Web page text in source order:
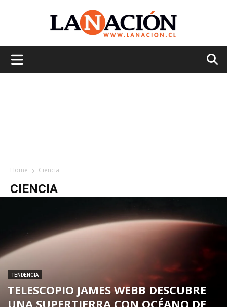
Home Ciencia
CIENCIA
TENDENCIA
TELESCOPIO JAMES WEBB DESCUBRE
UNA SUPERTIERRA CON OCÉANO DE